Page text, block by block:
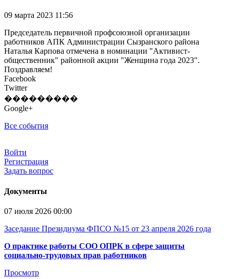
09 марта 2023 11:56
Председатель первичной профсоюзной организации
работников АПК Администрации Сызранского района
Наталья Карпова отмечена в номинации "Активист-
общественник" районной акции "Женщина года 2023".
Поздравляем!
Facebook
Twitter
���������
Google+
Все события
Войти
Регистрация
Задать вопрос
Документы
07 июля 2026 00:00
Заседание Президиума ФПСО №15 от 23 апреля 2026 года
О практике работы СОО ОПРК в сфере защиты
социально-трудовых прав работников
Просмотр